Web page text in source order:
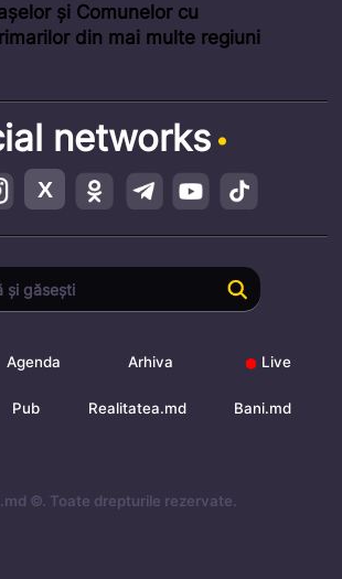
și Comunelor cu
din mai multe regiuni
networks
Agenda Arhiva Live
Pub Realitatea.md Bani.md
©. Toate drepturile rezervate.